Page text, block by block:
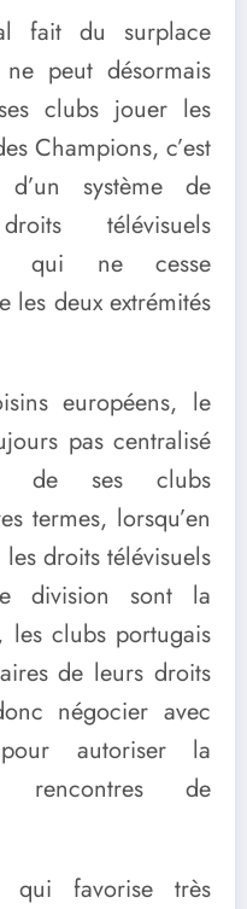
fait du surplace
peut désormais
clubs jouer les
Champions, c’est
système de
télévisuels
qui ne cesse
les deux extrémités
européens, le
pas centralisé
de ses clubs
termes, lorsqu’en
droits télévisuels
division sont la
les clubs portugais
de leurs droits
négocier avec
autoriser la
de
qui favorise très